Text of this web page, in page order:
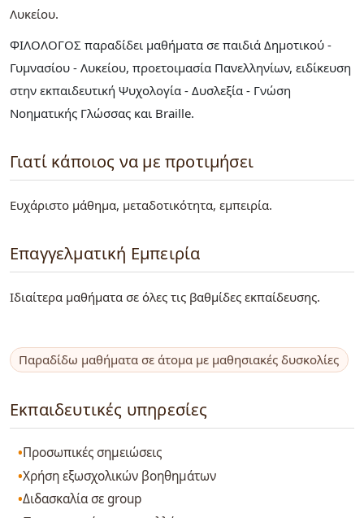
Λυκείου
ΦΙΛΟΛΟΓΟΣ παραδίδει μαθήματα σε παιδιά Δημοτικού -
Γυμνασίου - Λυκείου, προετοιμασία Πανελληνίων, ειδίκευση
στην εκπαιδευτική Ψυχολογία - Δυσλεξία - Γνώση
Νοηματικής Γλώσσας και Braille.
Γιατί κάποιος να με προτιμήσει
Ευχάριστο μάθημα, μεταδοτικότητα, εμπειρία.
Επαγγελματική Εμπειρία
Ιδιαίτερα μαθήματα σε όλες τις βαθμίδες εκπαίδευσης.
Παραδίδω μαθήματα σε άτομα με μαθησιακές δυσκολίες
Εκπαιδευτικές υπηρεσίες
Προσωπικές σημειώσεις
Χρήση εξωσχολικών βοηθημάτων
Διδασκαλία σε group